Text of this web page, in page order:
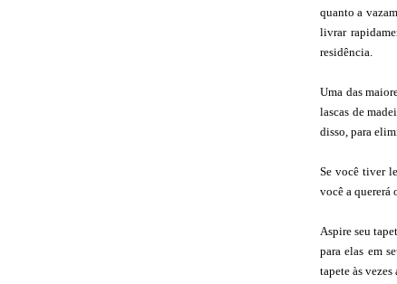
quanto a
livrar
residência.
Uma das
lascas de
disso, para
Se você tiver
você a quererá
Aspire seu
para elas em
tapete às vezes